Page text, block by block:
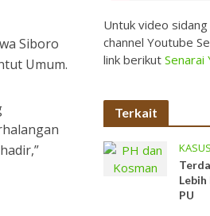
Siboro
Umum.
Untuk video sidang
channel Youtube
link berikutSenarai
Terkait
PU